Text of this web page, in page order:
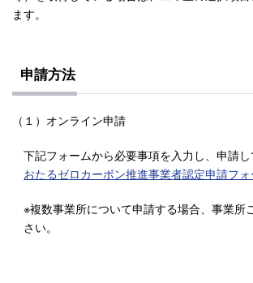
ます。
申請方法
（１）オンライン申請
下記フォームから必要事項を入力し、申請し
おたるゼロカーボン推進事業者認定申請フォ
※複数事業所について申請する場合、事業所
さい。